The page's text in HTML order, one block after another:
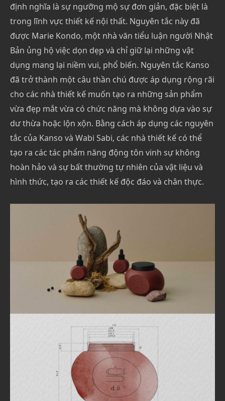
định nghĩa là sự ngưỡng mộ sự đơn giản, đặc biệt là
trong lĩnh vực thiết kế nội thất. Nguyên tắc này đã
được Marie Kondo, một nhà văn tiểu luận người Nhật
Bản ủng hộ việc dọn dẹp và chỉ giữ lại những vật
dụng mang lại niềm vui, phổ biến. Nguyên tắc Kanso
đã trở thành một câu thần chú được áp dụng rộng rãi
cho các nhà thiết kế muốn tạo ra những sản phẩm
vừa đẹp mắt vừa có chức năng mà không dựa vào sự
dư thừa hoặc lộn xộn. Bằng cách áp dụng các nguyên
tắc của Kanso và Wabi Sabi, các nhà thiết kế có thể
tạo ra các tác phẩm năng động tôn vinh sự không
hoàn hảo và sự bất thường tự nhiên của vật liệu và
hình thức, tạo ra các thiết kế độc đáo và chân thực.